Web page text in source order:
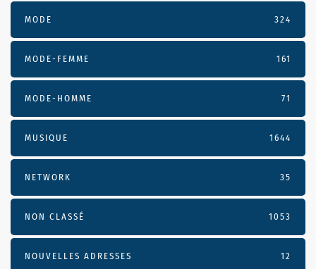
MODE 324
MODE-FEMME 161
MODE-HOMME 71
MUSIQUE 1644
NETWORK 35
NON CLASSÉ 1053
NOUVELLES ADRESSES 12